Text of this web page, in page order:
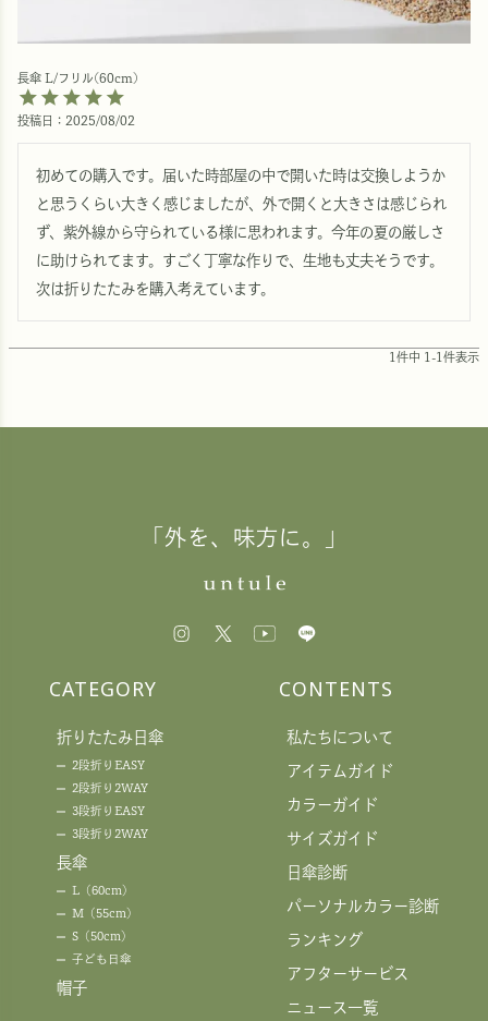
長傘 L/フリル(60cm)
投稿日 2025/08/02
初めての購入です。届いた時部屋の中で開いた時は交換しようか
と思うくらい大きく感じましたが、外で開くと大きさは感じられ
ず、紫外線から守られている様に思われます。今年の夏の厳しさ
に助けられてます。すごく丁寧な作りで、生地も丈夫そうです。
次は折りたたみを購入考えています。
1 件中 1 -1 件表示
「外を、味方に。」
CATEGORY
折りたたみ日傘
2段折りEASY
2段折り2WAY
3段折りEASY
3段折り2WAY
長傘
L（60cm）
M（55cm）
S（50cm）
子ども日傘
帽子
CONTENTS
私たちについて
アイテムガイド
カラーガイド
サイズガイド
日傘診断
パーソナルカラー診断
ランキング
アフターサービス
ニュース一覧